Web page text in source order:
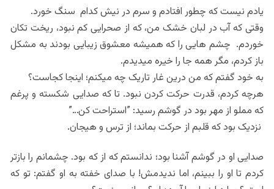
یادم نیست که چطور افتادم و سرم در نیش کدام سنگ خورد.
وقتی که آب در لبان خشک من، که از صحرایی کم نبود، ریخت تکان
خوردم. چشم هایی را که همیشه معشوق زیبایی بودند به مشکل
باز کردم، مگر همه جا را خیره میدیدم.
به خود گفتم که من درین غار تاریک چه میکنم؛ اینجا کجاست؟
هرچه کردم، قدرت حرکت کردن نبود. تا که صدایی شکسته و پرغم
که مملو از مهر بود در گوشم رسید: ”استراحت کن…”
نزدیک بود که قلبم از حرکت بماند؛ از ترس و هیجان.
صدایی او در گوشم آشنا بود؛ ندانستم که از که بود. چشمانم را بازتر
کردم تا او را ببینم، اما ندیدمش! با صدای خفته به او گفتم: تو که